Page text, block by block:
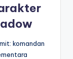
komandan